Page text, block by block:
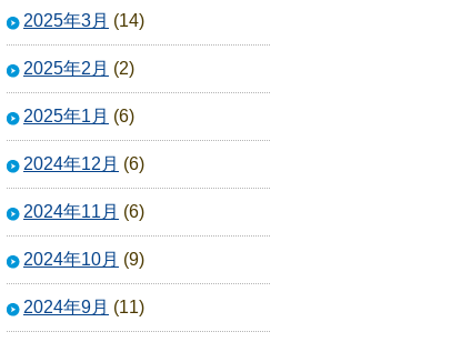
2025年3月 (14)
2025年2月 (2)
2025年1月 (6)
2024年12月 (6)
2024年11月 (6)
2024年10月 (9)
2024年9月 (11)